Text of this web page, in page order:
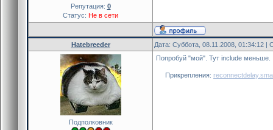
Репутация: 0
Статус: Не в сети
Hatebreeder Дата: Суббота, 08.11.2008, 01:34:12
Подполковник
Попробуй "мой". Тут include меньше.
Прикрепления: reconnectdelay.sma